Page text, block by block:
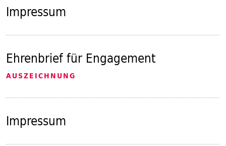
Impressum
Ehrenbrief für Engagement
AUSZEICHNUNG
Impressum